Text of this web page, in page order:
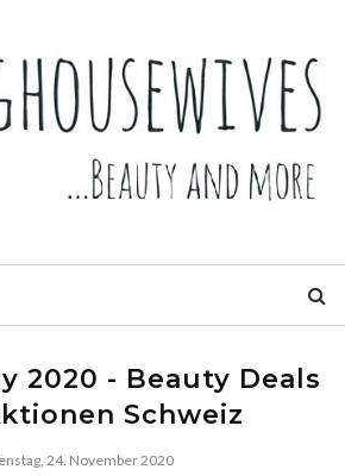
2020 - Beauty Deals
Schweiz
24. November 2020